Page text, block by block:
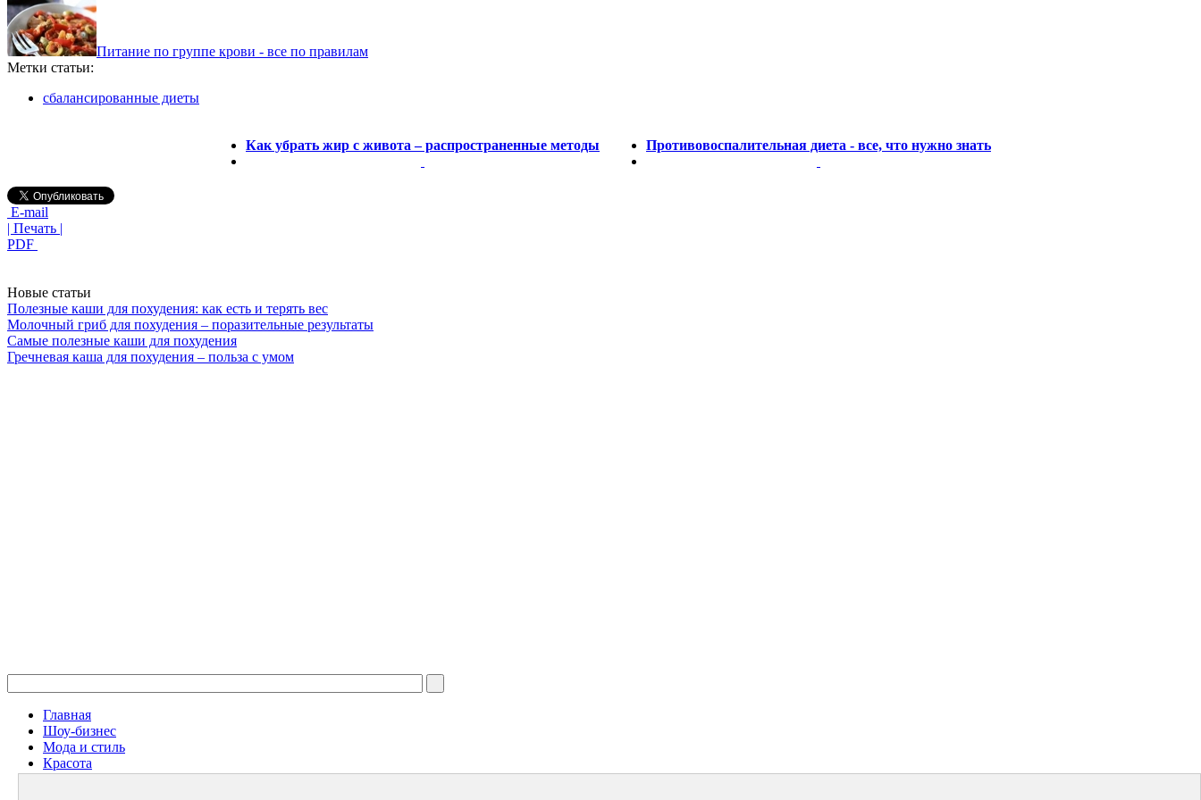
Питание по группе крови - все по правилам
Метки статьи:
сбалансированные диеты
Как убрать жир с живота – распространенные методы Противовоспалительная диета - все, что нужно знать
E-mail
| Печать |
PDF
Новые статьи
Полезные каши для похудения: как есть и терять вес
Молочный гриб для похудения – поразительные результаты
Самые полезные каши для похудения
Гречневая каша для похудения – польза с умом
Главная
Шоу-бизнес
Мода и стиль
Красота
Дом и семья